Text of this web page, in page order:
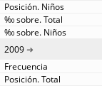
2009